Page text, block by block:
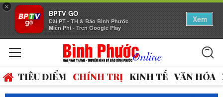
×
BPTV GO
Đài PT - TH & Báo Bình Phước
Miễn Phí - Trên Google Play
Xem
TIÊU ĐIỂM CHÍNH TRỊ KINH TẾ VĂN HÓA